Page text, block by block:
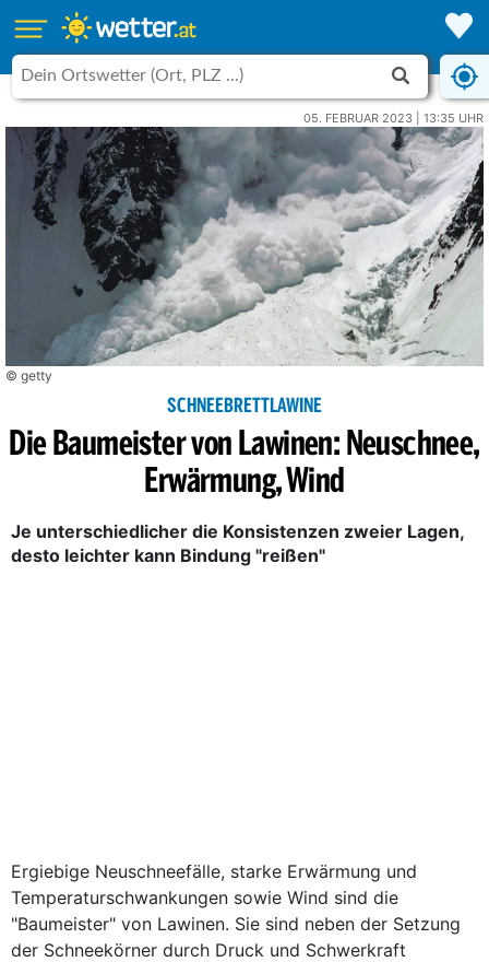
05. FEBRUAR 2023 | 13:35 UHR
© getty
SCHNEEBRETTLAWINE
Die Baumeister von Lawinen: Neuschnee,
Erwärmung, Wind
Je unterschiedlicher die Konsistenzen zweier Lagen,
desto leichter kann Bindung "reißen"
Ergiebige Neuschneefälle, starke Erwärmung und
Temperaturschwankungen sowie Wind sind die
"Baumeister" von Lawinen. Sie sind neben der Setzung
der Schneekörner durch Druck und Schwerkraft